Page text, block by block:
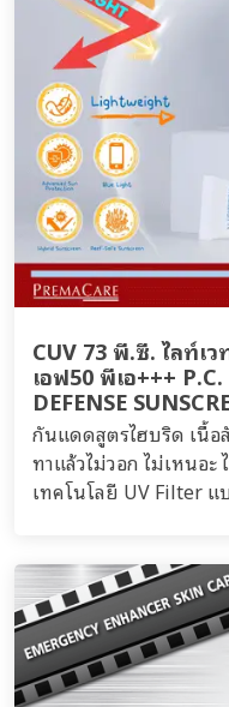
CUV 73 พี.ซี. ไลท์เ
เอฟ50 พีเอ+++
DEFENSE
กันแดดสูตรไฮบริด เนื้อ
ทาแล้วไม่วอก ไม่เหนอ
เทคโนโลยี UV Filter